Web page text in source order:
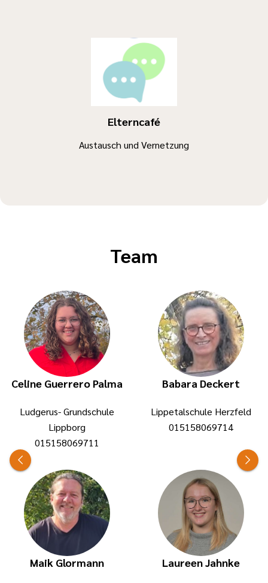
Elterncafé
Austausch und Vernetzung
Team
Celine Guerrero Palma
Ludgerus- Grundschule
Lippborg
015158069711
Maik Glormann
Babara Deckert
Lippetalschule Herzfeld
015158069714
Laureen Jahnke